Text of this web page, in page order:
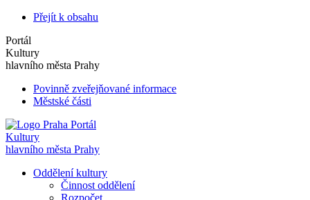
Přejít k obsahu
Portál
Kultury
hlavního města Prahy
Povinně zveřejňované informace
Městské části
Portál
Kultury
hlavního města Prahy
Oddělení kultury
Činnost oddělení
Rozpočet